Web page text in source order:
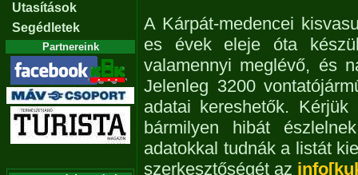
Utasítások
Segédletek
Partnereink
A Kárpát-medencei
es évek eleje óta
valamennyi meglévő, és
Jelenleg 3200
adatai kereshetők.
bármilyen hibát
adatokkal tudnák a listát
szerkesztőségét az